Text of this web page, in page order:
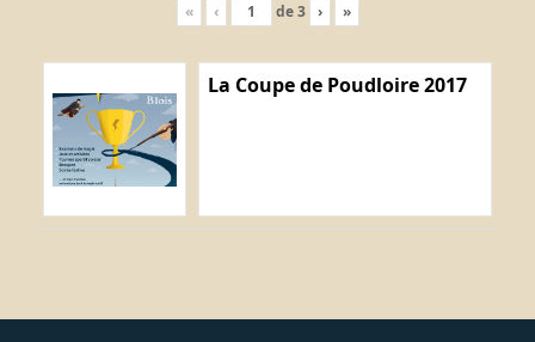
« ‹ de3 › »
La Coupe de Poudloire 2017